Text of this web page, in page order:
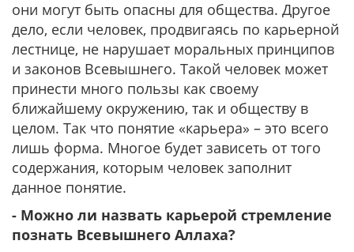
они могут быть опасны для общества. Другое
дело, если человек, продвигаясь по карьерной
лестнице, не нарушает моральных принципов
и законов Всевышнего. Такой человек может
принести много пользы как своему
ближайшему окружению, так и обществу в
целом. Так что понятие «карьера» – это всего
лишь форма. Многое будет зависеть от того
содержания, которым человек заполнит
данное понятие.
- Можно ли назвать карьерой стремление
познать Всевышнего Аллаха?